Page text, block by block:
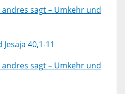
andres sagt – Umkehr und
Jesaja 40,1-11
andres sagt – Umkehr und